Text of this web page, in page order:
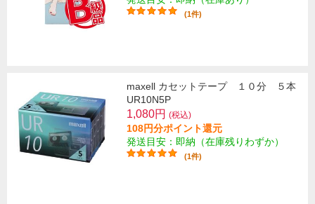
(1件)
maxell カセットテープ １０分 ５本
UR10N5P
1,080円 (税込)
108円分ポイント還元
発送目安：即納（在庫残りわずか）
(1件)